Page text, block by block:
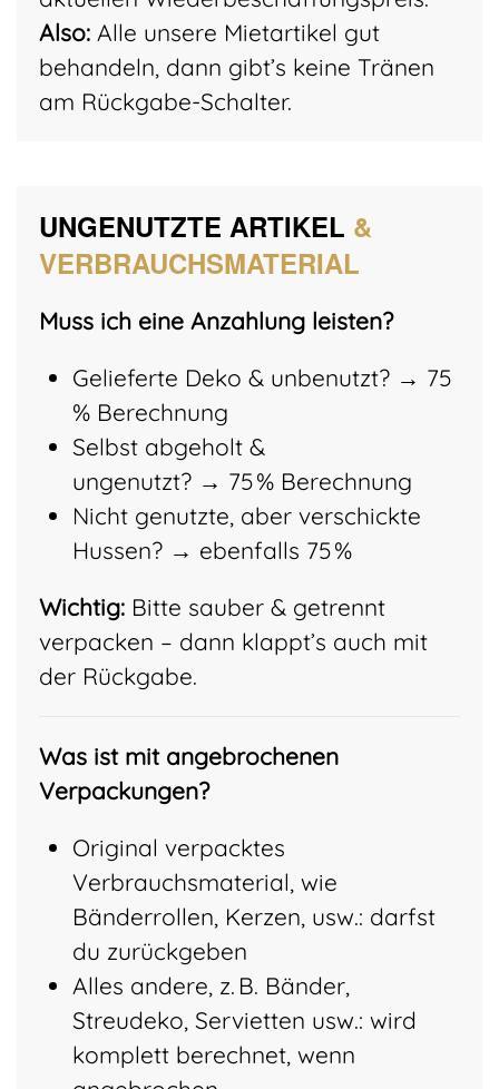
Also: Alle unsere Mietartikel gut
behandeln, dann gibt’s keine Tränen
am Rückgabe-Schalter.
UNGENUTZTE ARTIKEL &
VERBRAUCHSMATERIAL
Muss ich eine Anzahlung leisten?
Gelieferte Deko & unbenutzt? → 75
% Berechnung
Selbst abgeholt &
ungenutzt? → 75 % Berechnung
Nicht genutzte, aber verschickte
Hussen? → ebenfalls 75 %
Wichtig: Bitte sauber & getrennt
verpacken – dann klappt’s auch mit
der Rückgabe.
Was ist mit angebrochenen
Verpackungen?
Original verpacktes
Verbrauchsmaterial, wie
Bänderrollen, Kerzen, usw.: darfst
du zurückgeben
Alles andere, z. B. Bänder,
Streudeko, Servietten usw.: wird
komplett berechnet, wenn